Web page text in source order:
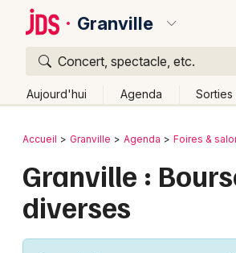
Granville
Concert, spectacle, etc.
Aujourd'hui Agenda Sorties
Publier un événement
Grands événements
Bordeaux
Colmar
Lille
Retour
Accueil Granville Agenda Foires &
Granville :
diverses
Quoi ?
Où ?
Partout
Près de moi Changer de
Quand ?
Aujourd'hui
Demain Ce week-end